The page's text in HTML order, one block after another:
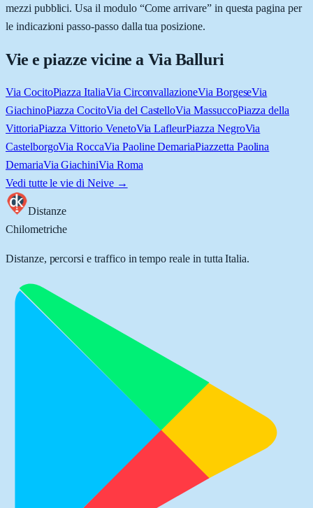
mezzi pubblici. Usa il modulo “Come arrivare” in questa pagina per
le indicazioni passo-passo dalla tua posizione.
Vie e piazze vicine a Via Balluri
Via CocitoPiazza ItaliaVia CirconvallazioneVia BorgeseVia
GiachinoPiazza CocitoVia del CastelloVia MassuccoPiazza della
VittoriaPiazza Vittorio VenetoVia LafleurPiazza NegroVia
CastelborgoVia RoccaVia Paoline DemariaPiazzetta Paolina
DemariaVia GiachiniVia Roma
Vedi tutte le vie di Neive→
Distanze
Chilometriche
Distanze, percorsi e traffico in tempo reale in tutta Italia.